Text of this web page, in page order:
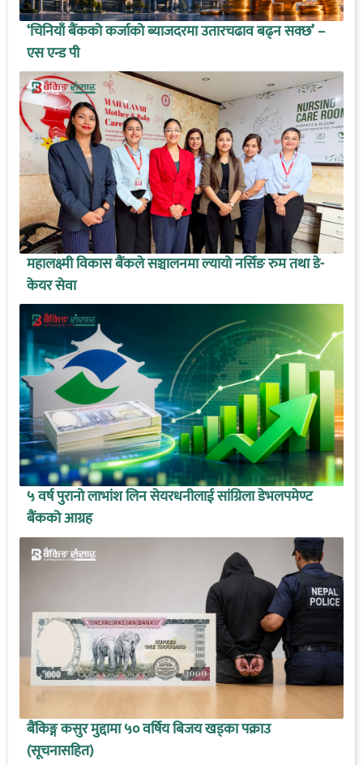
‘चिनियाँ बैंकको कर्जाको ब्याजदरमा उतारचढाव बढ्न सक्छ’ –
एस एन्ड पी
महालक्ष्मी विकास बैंकले सञ्चालनमा ल्यायो नर्सिङ रुम तथा डे-
केयर सेवा
५ वर्ष पुरानो लाभांश लिन सेयरधनीलाई सांग्रिला डेभलपमेण्ट
बैंकको आग्रह
बैंकिङ्ग कसुर मुद्दामा ५० वर्षिय बिजय खड्का पक्राउ
(सूचनासहित)